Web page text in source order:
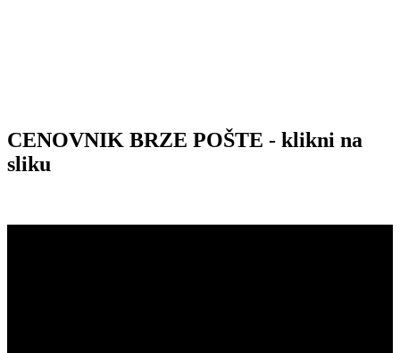
CENOVNIK BRZE POŠTE - klikni na
sliku